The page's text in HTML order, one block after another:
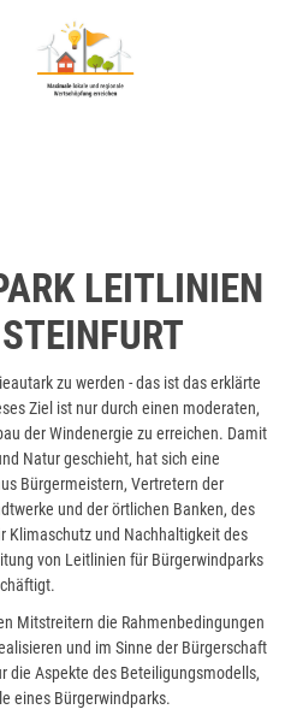
LEITLINIEN
zu werden - das ist das erklärte
Ziel ist nur durch einen moderaten,
der Windenergie zu erreichen. Damit
Natur geschieht, hat sich eine
Bürgermeistern, Vertretern der
und der örtlichen Banken, des
Klimaschutz und Nachhaltigkeit des
von Leitlinien für Bürgerwindparks
Mitstreitern die Rahmenbedingungen
und im Sinne der Bürgerschaft
die Aspekte des Beteiligungsmodells,
eines Bürgerwindparks.